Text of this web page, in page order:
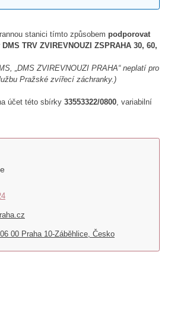
stanici tímto způsobem podporovat
DMS TRV ZVIREVNOUZI ZSPRAHA 30, 60,
„DMS ZVIREVNOUZI PRAHA“ neplatí pro
Pražské zvířecí záchranky.)
účet této sbírky33553322/0800, variabilní
00 Praha 10-Záběhlice, Česko